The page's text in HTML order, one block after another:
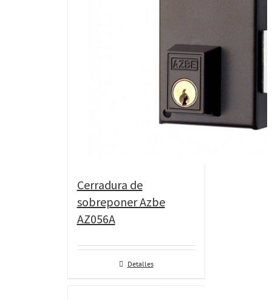
Cerradura de
sobreponer Azbe
AZ056A
Detalles